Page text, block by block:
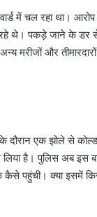
में चल रहा था।
थे। पकड़े जाने के डर
मरीजों और
दौरान एक झोले से
है। पुलिस अब इस
पहुंची। क्या इसमें